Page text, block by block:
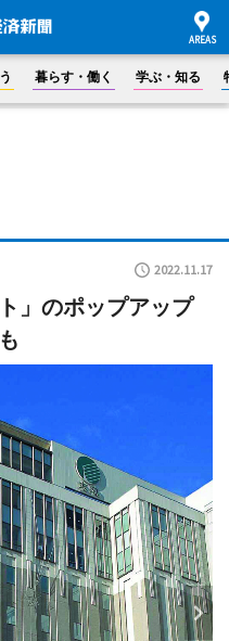
暮らす・働く 学ぶ・知る
2022.11.17
」のポップアップ